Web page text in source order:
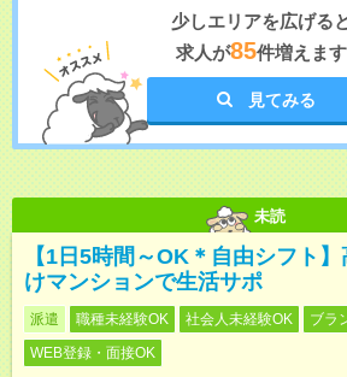
少しエリアを広げると
求人が85件増えます
見てみる
未読
【1日5時間～OK＊自由シフト
けマンションで生活サポ
派遣 職種未経験OK 社会人未経験OK
ブラ
WEB登録・面接OK